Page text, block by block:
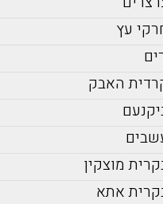
עץ
האבק
מוצקין
אתא